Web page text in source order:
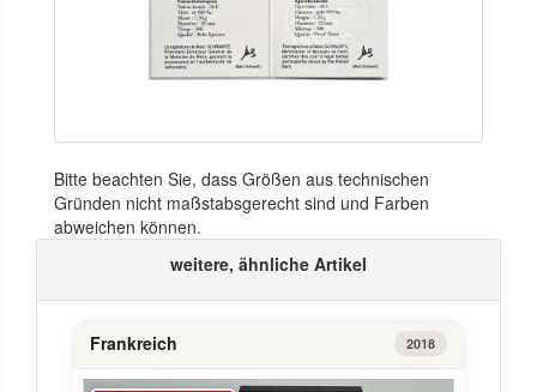
Bitte beachten Sie, dass Größen aus technischen
Gründen nicht maßstabsgerecht sind und Farben
abweichen können.
weitere, ähnliche Artikel
Frankreich 2018